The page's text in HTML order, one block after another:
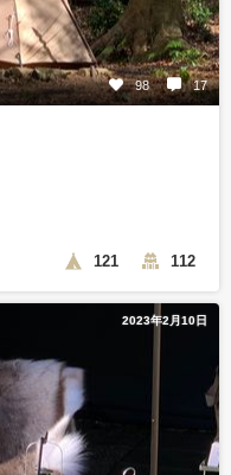
98 17
121 112
2023年2月10日